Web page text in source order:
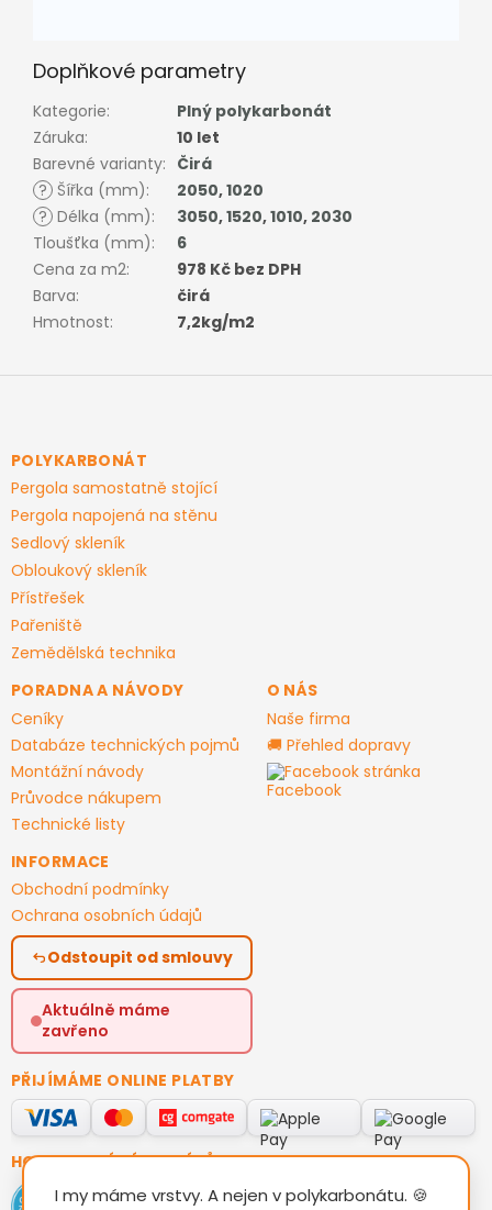
Doplňkové parametry
Kategorie:
Plný polykarbonát
Záruka:
10 let
Barevné varianty: Čirá
? Šířka (mm): 2050,1020
? Délka (mm): 3050,1520,1010, 2030
Tloušťka (mm):
6
Cena za m2:
978 Kč bez DPH
Barva:
čirá
Hmotnost: 7,2kg/m2
Z
aPOLYKARBONÁT
Pergola samostatně stojící
Pergola napojená na stěnu
Sedlový skleník
Obloukový skleník
Přístřešek
Pařeniště
Zemědělská technika
PORADNA A NÁVODY
Ceníky
Databáze technických pojmů
Montážní návody
Průvodce nákupem
Technické listy
O NÁS
Naše firma
🚚 Přehled dopravy
Facebook stránka
INFORMACE
Obchodní podmínky
Ochrana osobních údajů
Odstoupit od smlouvy
Aktuálně máme
zavřeno
PŘIJÍMÁME ONLINE PLATBY
HODNOCENÍ ZÁKAZNÍKŮ
I my máme vrstvy. A nejen v polykarbonátu. 🍪